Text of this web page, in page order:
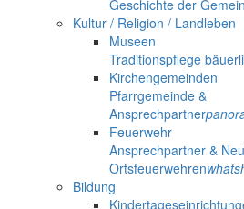
Geschichte der
Kultur / Religion / Landleben
Museen
Traditionspflege
Kirchengemeinden
Pfarrgemeinde &
Ansprechpartner
Feuerwehr
Ansprechpartner &
Ortsfeuerwehren
Bildung